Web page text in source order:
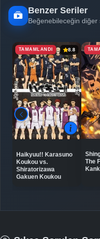
Benzer Seriler
Beğenebileceğin diğer
TAMAMLANDI 8.8
Haikyuu!! Karasuno
Koukou vs.
Shiratorizawa
Gakuen Koukou
The